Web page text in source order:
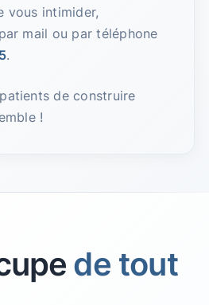
vous intimider,
par mail ou par téléphone
.
de construire
!
de tout